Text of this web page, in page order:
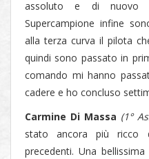
assoluto e di nuovo
Supercampione infine
alla terza curva il pilota
quindi sono passato in
comando mi hanno
cadere e ho concluso
Carmine Di Massa (1°
stato ancora più ricco
precedenti. Una